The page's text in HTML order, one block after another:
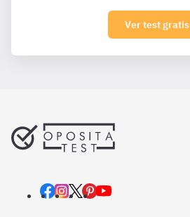
Ver test gratis